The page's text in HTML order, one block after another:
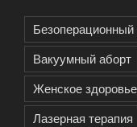
Безоперационный
Вакуумный аборт
Женское здоровье
Лазерная терапия